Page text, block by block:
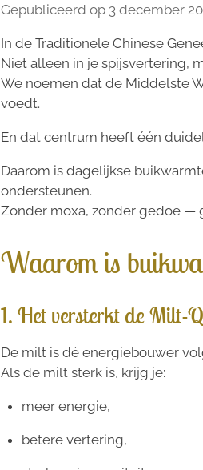
Gepubliceerd op 3 december
In de Traditionele Chinese
Niet alleen in je spijsvertering,
We noemen dat de Middelste
voedt.
En dat centrum heeft één
Daarom is dagelijkse
ondersteunen.
Zonder moxa, zonder gedoe —
Waarom is
1. Het versterkt de Milt-
De milt is dé energiebouwer
Als de milt sterk is, krijg je:
meer energie,
betere vertering,